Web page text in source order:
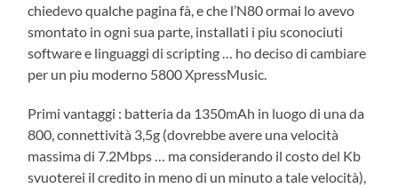
chiedevo qualche pagina fà, e che l’N80 ormai lo avevo
smontato in ogni sua parte, installati i piu sconociuti
software e linguaggi di scripting … ho deciso di cambiare
per un piu moderno 5800 XpressMusic.
Primi vantaggi : batteria da 1350mAh in luogo di una da
800, connettività 3,5g (dovrebbe avere una velocità
massima di 7.2Mbps … ma considerando il costo del Kb
svuoterei il credito in meno di un minuto a tale velocità),